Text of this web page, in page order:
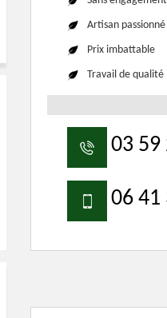
Artisan passionné
Prix imbattable
Travail de qualité
03 59
06 41